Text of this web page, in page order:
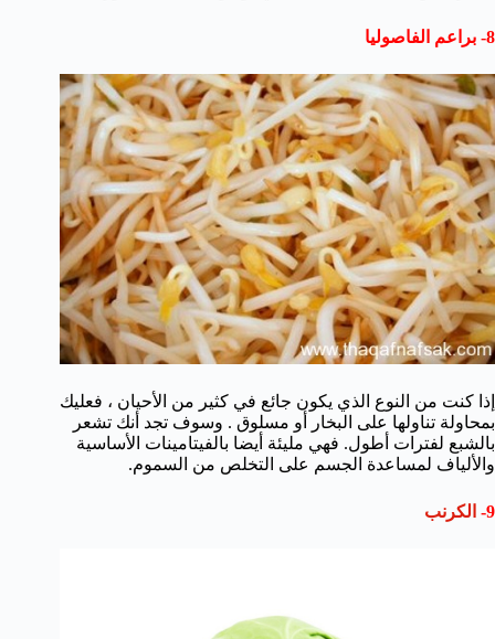
8- براعم الفاصوليا
إذا كنت من النوع الذي يكون جائع في كثير من الأحيان ، فعليك
بمحاولة تناولها على البخار أو مسلوق . وسوف تجد أنك تشعر
بالشبع لفترات أطول. فهي مليئة أيضا بالفيتامينات الأساسية
والألياف لمساعدة الجسم على التخلص من السموم.
9- الكرنب